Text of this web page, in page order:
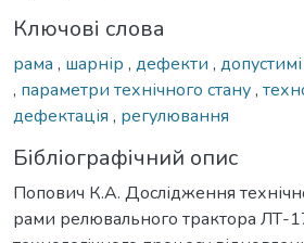
Ключові слова
рама , шарнір , дефекти ,
, параметри технічного стану,
дефектація , регулювання
Бібліографічний опис
Попович К.А. Дослідження
рами релювального трактора ЛТ-